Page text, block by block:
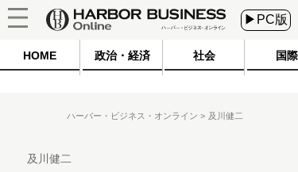
▶PC版
HOME 政治・経済 社会 国際
ハーバー・ビジネス・オンライン 及川健二
及川健二